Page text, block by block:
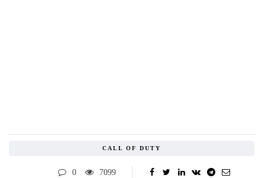
CALL OF DUTY
0 7099